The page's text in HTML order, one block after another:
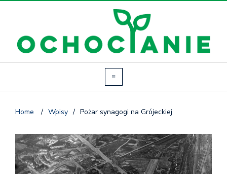
Home / Wpisy / Pożar synagogi na Grójeckiej